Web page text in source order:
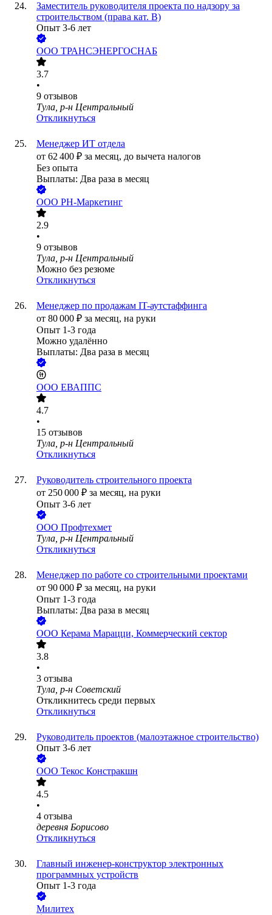
Заместитель руководителя проекта по надзору за
строительством (права кат. B)
Опыт 3-6 лет
ООО ТРАНСЭНЕРГОСНАБ
3.7
•
9 отзывов
Тула, р-н Центральный
Откликнуться
Менеджер ИТ отдела
от 62 400 ₽ за месяц, до вычета налогов
Без опыта
Выплаты: Два раза в месяц
ООО РН-Маркетинг
2.9
•
9 отзывов
Тула, р-н Центральный
Можно без резюме
Откликнуться
Менеджер по продажам IT-аутстаффинга
от 80 000 ₽ за месяц, на руки
Опыт 1-3 года
Можно удалённо
Выплаты: Два раза в месяц
ООО ЕВАППС
4.7
•
15 отзывов
Тула, р-н Центральный
Откликнуться
Руководитель строительного проекта
от 250 000 ₽ за месяц, на руки
Опыт 3-6 лет
ООО Профтехмет
Тула, р-н Центральный
Откликнуться
Менеджер по работе со строительными проектами
от 90 000 ₽ за месяц, на руки
Опыт 1-3 года
Выплаты: Два раза в месяц
ООО Керама Марацци, Коммерческий сектор
3.8
•
3 отзыва
Тула, р-н Советский
Откликнитесь среди первых
Откликнуться
Руководитель проектов (малоэтажное строительство)
Опыт 3-6 лет
ООО Текос Констракшн
4.5
•
4 отзыва
деревня Борисово
Откликнуться
Главный инженер-конструктор электронных
программных устройств
Опыт 1-3 года
Милитех